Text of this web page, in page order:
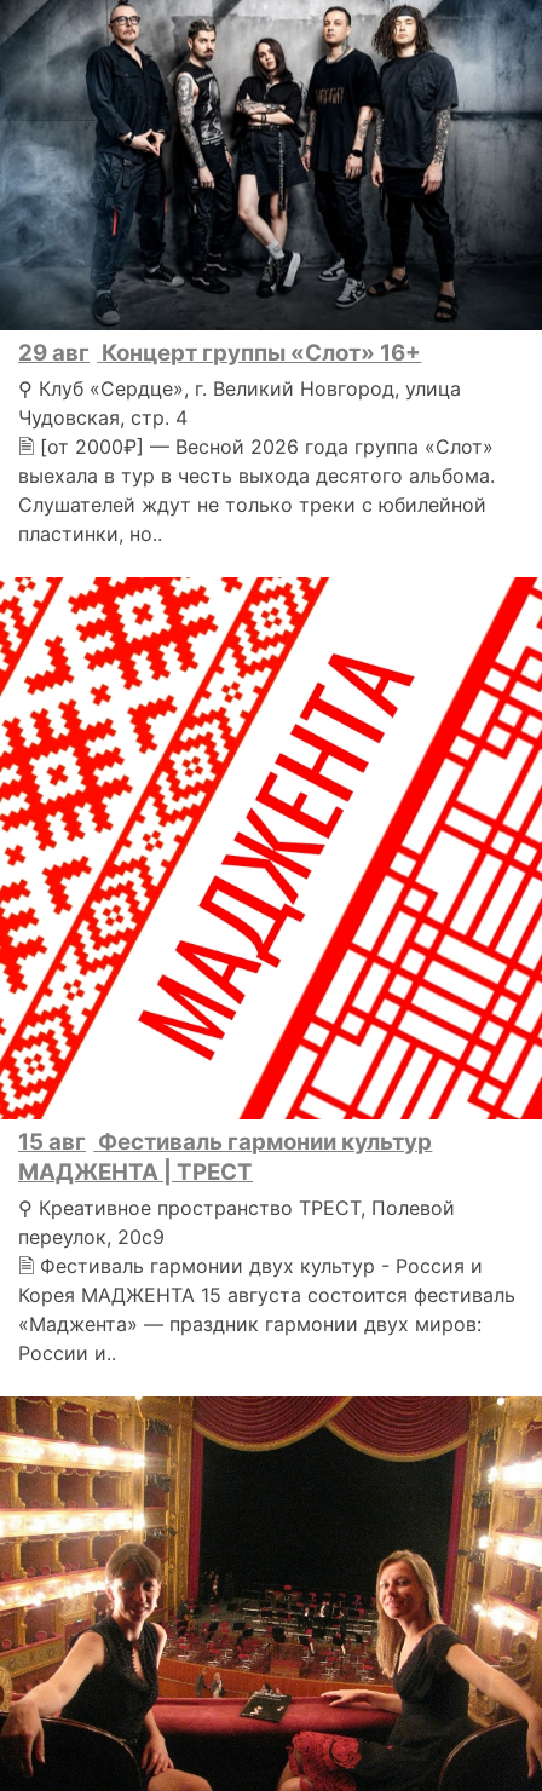
29 авг Концерт группы «Слот» 16+
⚲ Клуб «Сердце», г. Великий Новгород, улица
Чудовская, стр. 4
🗎 [от 2000₽] — Весной 2026 года группа «Слот»
выехала в тур в честь выхода десятого альбома.
Слушателей ждут не только треки с юбилейной
пластинки, но..
15 авг Фестиваль гармонии культур
МАДЖЕНТА | ТРЕСТ
⚲ Креативное пространство ТРЕСТ, Полевой
переулок, 20с9
🗎 Фестиваль гармонии двух культур - Россия и
Корея МАДЖЕНТА 15 августа состоится фестиваль
«Маджента» — праздник гармонии двух миров:
России и..